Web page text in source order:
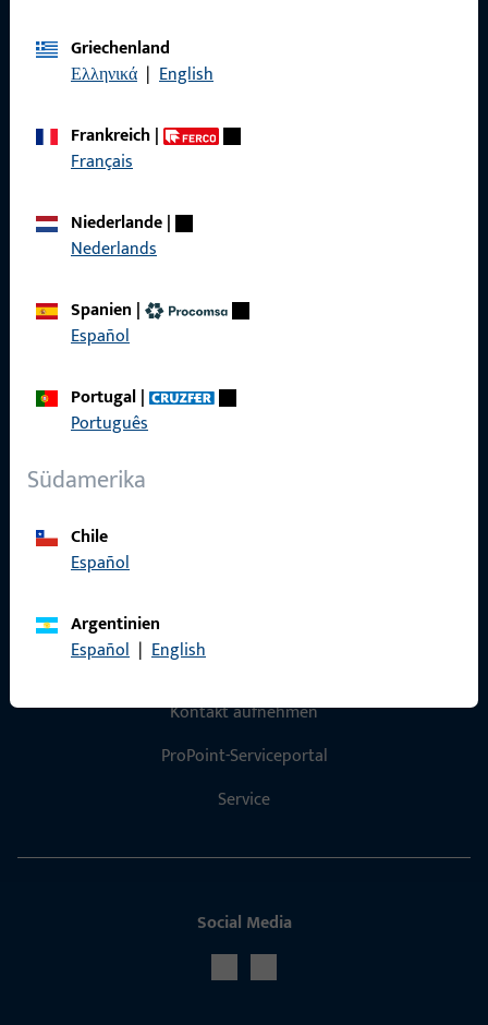
Griechenland
Ελληνικά | English
Frankreich|
Français
Niederlande|
Nederlands
Spanien |
Español
Portugal|
Português
Südamerika
Chile
Español
Argentinien
Español | English
Datenschutz
Schnelleinstieg
Über Uns
Kontakt aufnehmen
ProPoint-Serviceportal
Service
Social Media